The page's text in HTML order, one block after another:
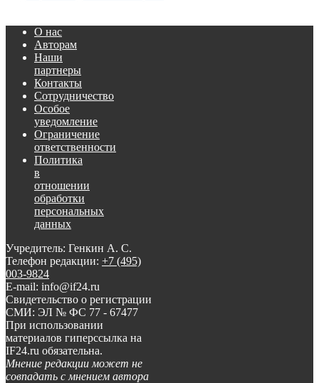
О нас
Авторам
Наши
партнеры
Контакты
Сотрудничество
Особое
уведомление
Ограничение
ответственности
Политика
в
отношении
обработки
персональных
данных
Учредитель: Генкин А. С.
Телефон редакции: +7 (495)
003-9824
E-mail: info@if24.ru
Свидетельство о регистрации
СМИ: ЭЛ № ФС 77 - 67477
При использовании
материалов гиперссылка на
IF24.ru обязательна.
Мнение редакции может не
совпадать с мнением автора